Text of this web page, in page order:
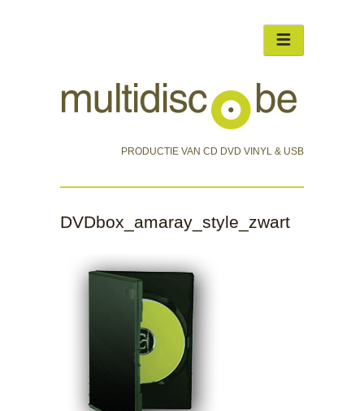
PRODUCTIE VAN CD DVD VINYL & USB
DVDbox_amaray_style_zwart